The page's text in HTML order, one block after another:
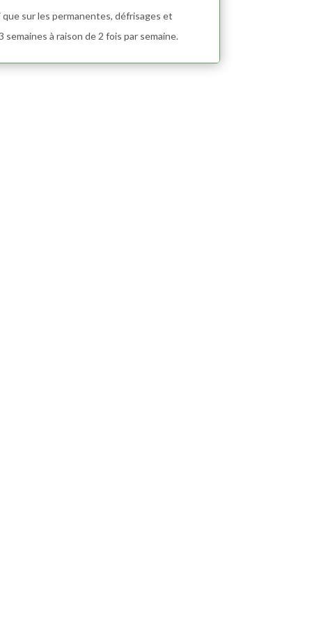
sur les permanentes, défrisages et
à raison de 2 fois par semaine.